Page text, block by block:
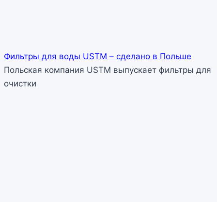
Фильтры для воды USTM – сделано в Польше
Польская компания USTM выпускает фильтры для
очистки